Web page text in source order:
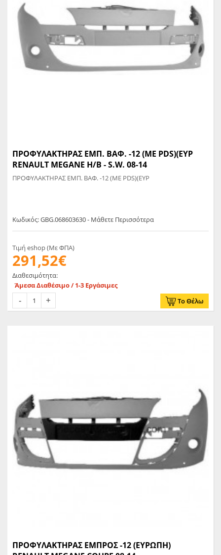
ΠΡΟΦΥΛΑΚΤΗΡΑΣ ΕΜΠ. ΒΑΦ. -12 (ΜΕ PDS)(ΕΥΡ
RENAULT MEGANE H/B - S.W. 08-14
ΠΡΟΦΥΛΑΚΤΗΡΑΣ ΕΜΠ. ΒΑΦ. -12 (ΜΕ PDS)(ΕΥΡ
Κωδικός: GBG.068603630 - Μάθετε Περισσότερα
Τιμή eshop (Με ΦΠΑ)
291,52€
Διαθεσιμότητα:
Άμεσα Διαθέσιμο / 1-3 Εργάσιμες
Το Θέλω
ΠΡΟΦΥΛΑΚΤΗΡΑΣ ΕΜΠΡΟΣ -12 (ΕΥΡΩΠΗ)